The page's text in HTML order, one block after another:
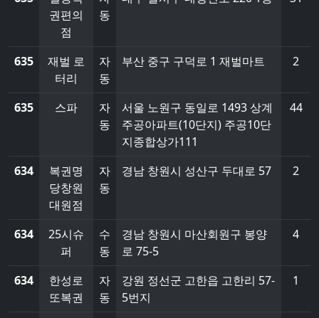
권편의
점
동
635
재벌 로
터리
자
동
부산 중구 구덕로 1 재벌마트 2
635 스파
자
동
서울 노원구 동일로 1493 상계
주공아파트(10단지) 주공10단
지종합상가111
44
634
복권명
당창원
대원점
자
동
경남 창원시 성산구 두대로 57 2
634
25시슈
퍼
수
동
경남 창원시 마산회원구 봉양
로 75-5
4
634
한성로
또복권
자
동
강원 정선군 고한읍 고한리 57-
5번지
1